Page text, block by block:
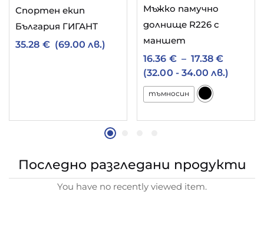
Спортен екип
България ГИГАНТ
35.28 € (69.00 лв.)
Мъжко памучно
долнище R226 с
маншет
16.36 € – 17.38€
(32.00 - 34.00 лв.)
тъмносин
Последно разгледани продукти
You have no recently viewed item.